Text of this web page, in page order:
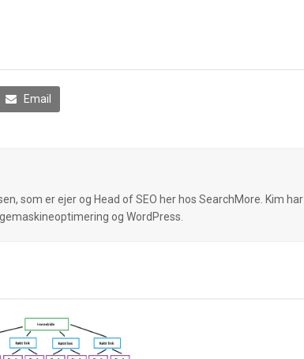
Email
som er ejer og Head of SEO her hos SearchMore. Kim har
og WordPress.